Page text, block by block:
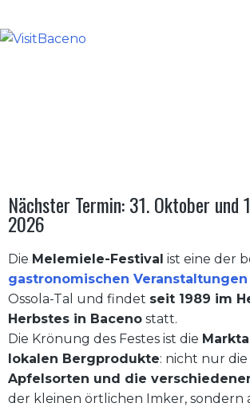
Nächster Termin: 31. Oktober und
2026
Die Melemiele-Festival ist eine der
gastronomischen Veranstaltungen
Ossola-Tal und findet seit 1989 im
Herbstes in Baceno statt.
Die Krönung des Festes ist die
lokalen Bergprodukte: nicht nur die
Apfelsorten und die
der kleinen örtlichen Imker, sondern